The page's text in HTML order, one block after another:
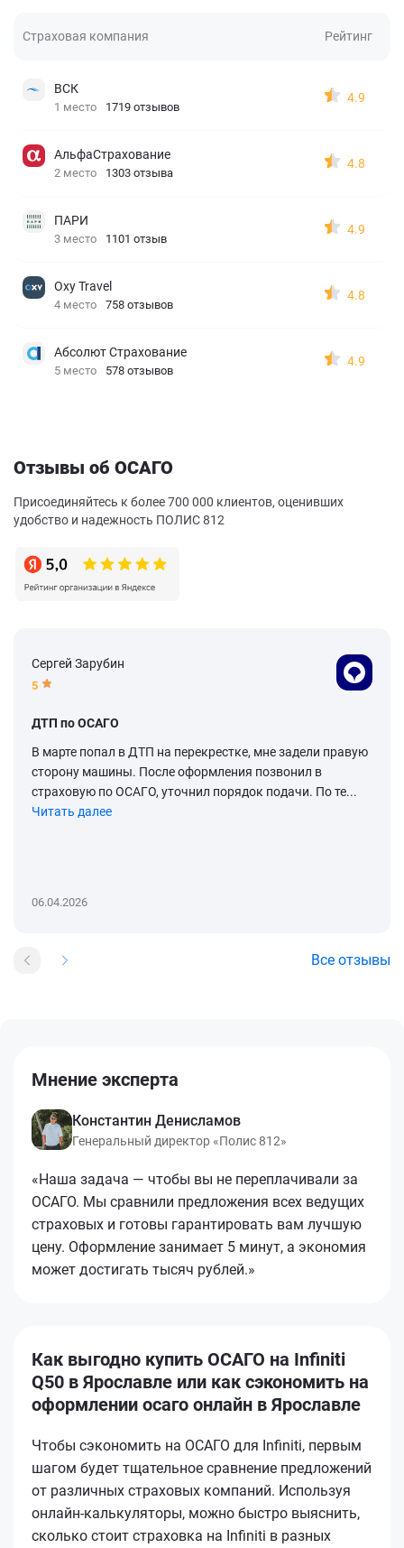
Страховая компания Рейтинг
ВСК
1 место 1719 отзывов
4.9
АльфаСтрахование
2 место 1303 отзыва
4.8
ПАРИ
3 место 1101 отзыв
4.9
Oxy Travel
4 место 758 отзывов
4.8
Абсолют Страхование
5 место 578 отзывов
4.9
Отзывы об ОСАГО
Присоединяйтесь к более 700 000 клиентов, оценивших
удобство и надежность ПОЛИС 812
Сергей Зарубин
5
ДТП по ОСАГО
В марте попал в ДТП на перекрестке, мне задели правую
сторону машины. После оформления позвонил в
страховую по ОСАГО, уточнил порядок подачи. По те...
Читать далее
06.04.2026
Все отзывы
Мнение эксперта
Константин Денисламов
Генеральный директор «Полис 812»
«Наша задача — чтобы вы не переплачивали за
ОСАГО. Мы сравнили предложения всех ведущих
страховых и готовы гарантировать вам лучшую
цену. Оформление занимает 5 минут, а экономия
может достигать тысяч рублей.»
Как выгодно купить ОСАГО на Infiniti
Q50 в Ярославле или как сэкономить на
оформлении осаго онлайн в Ярославле
Чтобы сэкономить на ОСАГО для Infiniti, первым
шагом будет тщательное сравнение предложений
от различных страховых компаний. Используя
онлайн-калькуляторы, можно быстро выяснить,
сколько стоит страховка на Infiniti в разных